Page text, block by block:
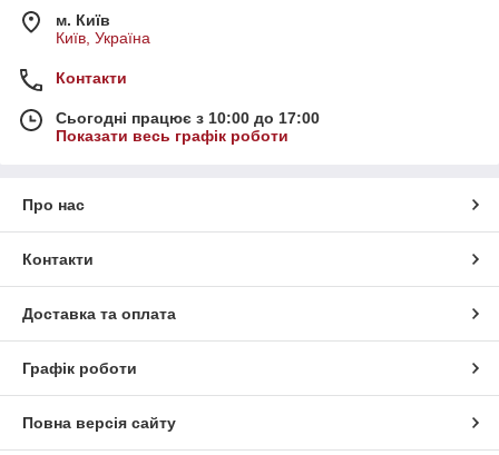
м. Київ
Київ, Україна
Контакти
Сьогодні працює з 10:00 до 17:00
Показати весь графік роботи
Про нас
Контакти
Доставка та оплата
Графік роботи
Повна версія сайту